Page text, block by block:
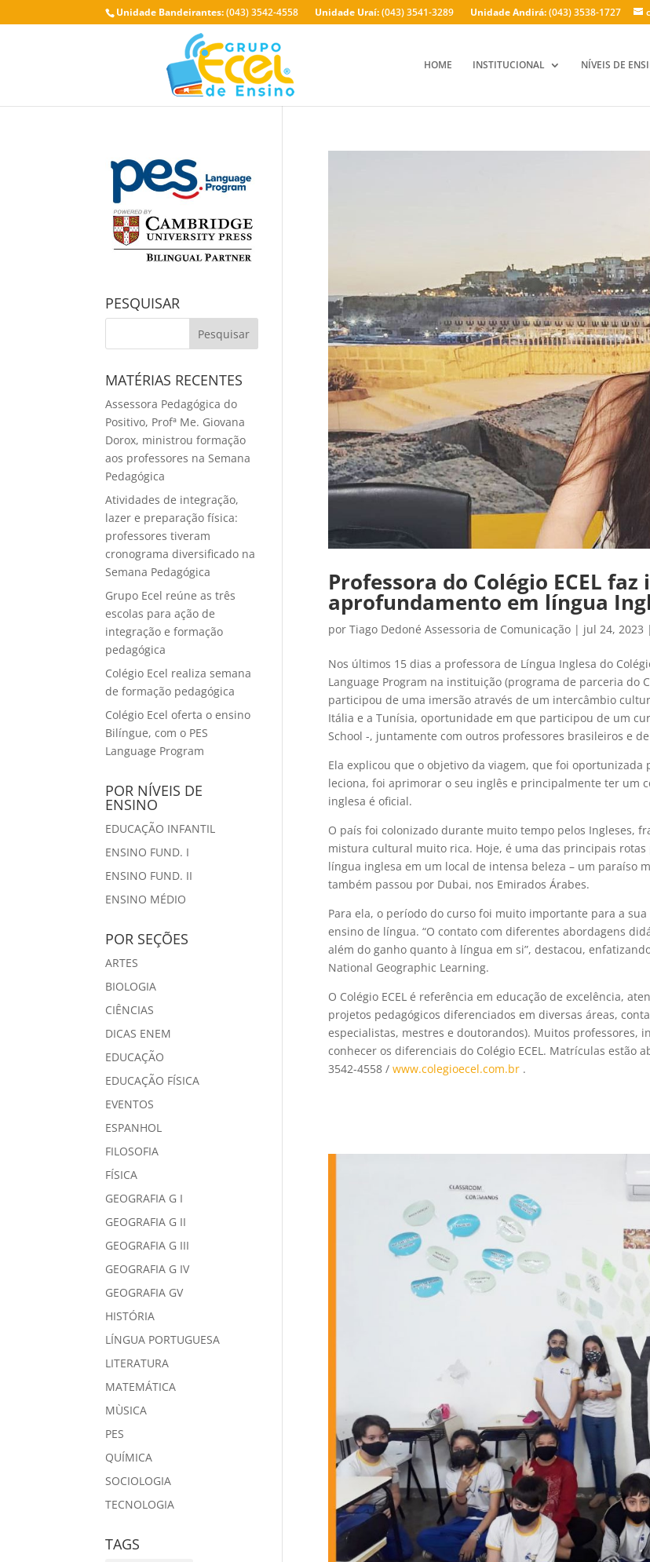
Unidade Bandeirantes:(043) 3542-4558 Unidade Uraí:(043) 3541-3289 Unidade Andirá:(043) 3538-1727
HOME INSTITUCIONAL NÍVEIS DE
Professora do Colégio ECEL
aprofundamento em língua
por Tiago Dedoné Assessoria de Comunicação| jul 24, 2023 |
Nos últimos 15 dias a professora de Língua Inglesa do
Language Program na instituição (programa de parceria do
participou de uma imersão através de um intercâmbio
Itália e a Tunísia, oportunidade em que participou de um
School -, juntamente com outros professores brasileiros e
Ela explicou que o objetivo da viagem, que foi
leciona, foi aprimorar o seu inglês e principalmente ter um
inglesa é oficial.
O país foi colonizado durante muito tempo pelos Ingleses,
mistura cultural muito rica. Hoje, é uma das principais
língua inglesa em um local de intensa beleza – um paraíso
também passou por Dubai, nos Emirados Árabes.
Para ela, o período do curso foi muito importante para a
ensino de língua. “O contato com diferentes abordagens
além do ganho quanto à língua em si”, destacou,
National Geographic Learning.
O Colégio ECEL é referência em educação de excelência,
projetos pedagógicos diferenciados em diversas áreas,
especialistas, mestres e doutorandos). Muitos professores,
conhecer os diferenciais do Colégio ECEL. Matrículas estão
3542-4558 / www.colegioecel.com.br.
PESQUISAR
MATÉRIAS RECENTES
Assessora Pedagógica do
Positivo, Profª Me. Giovana
Dorox, ministrou formação
aos professores na Semana
Pedagógica
Atividades de integração,
lazer e preparação física:
professores tiveram
cronograma diversificado na
Semana Pedagógica
Grupo Ecel reúne as três
escolas para ação de
integração e formação
pedagógica
Colégio Ecel realiza semana
de formação pedagógica
Colégio Ecel oferta o ensino
Bilíngue, com o PES
Language Program
POR NÍVEIS DE
ENSINO
EDUCAÇÃO INFANTIL
ENSINO FUND. I
ENSINO FUND. II
ENSINO MÉDIO
POR SEÇÕES
ARTES
BIOLOGIA
CIÊNCIAS
DICAS ENEM
EDUCAÇÃO
EDUCAÇÃO FÍSICA
EVENTOS
ESPANHOL
FILOSOFIA
FÍSICA
GEOGRAFIA G I
GEOGRAFIA G II
GEOGRAFIA G III
GEOGRAFIA G IV
GEOGRAFIA GV
HISTÓRIA
LÍNGUA PORTUGUESA
LITERATURA
MATEMÁTICA
MÙSICA
PES
QUÍMICA
SOCIOLOGIA
TECNOLOGIA
TAGS